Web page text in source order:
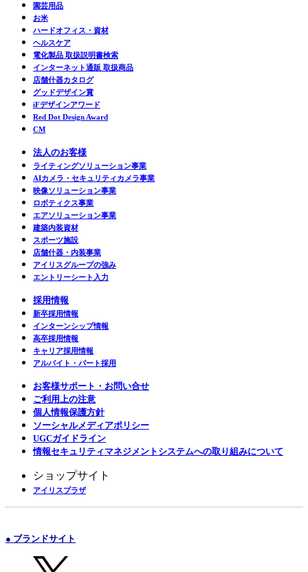
園芸用品
お米
ハードオフィス・資材
ヘルスケア
電化製品 取扱説明書検索
インターネット通販 取扱商品
店舗什器カタログ
グッドデザイン賞
iFデザインアワード
Red Dot Design Award
CM
法人のお客様
ライティングソリューション事業
AIカメラ・セキュリティカメラ事業
映像ソリューション事業
ロボティクス事業
エアソリューション事業
建築内装資材
スポーツ施設
店舗什器・内装事業
アイリスグループの強み
エントリーシート入力
採用情報
新卒採用情報
インターンシップ情報
高卒採用情報
キャリア採用情報
アルバイト・パート採用
お客様サポート・お問い合せ
ご利用上の注意
個人情報保護方針
ソーシャルメディアポリシー
UGCガイドライン
情報セキュリティマネジメントシステムへの取り組みについて
ショップサイト
アイリスプラザ
● ブランドサイト